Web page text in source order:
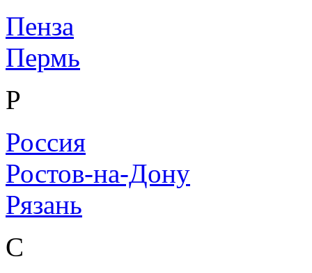
Пенза
Пермь
Р
Россия
Ростов-на-Дону
Рязань
С